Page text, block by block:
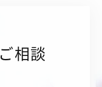
相談